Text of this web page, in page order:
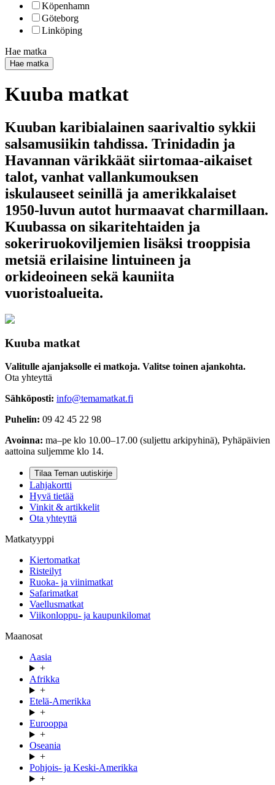
Köpenhamn
Göteborg
Linköping
Hae matka
Hae matka
Kuuba matkat
Kuuban karibialainen saarivaltio sykkii
salsamusiikin tahdissa. Trinidadin ja
Havannan värikkäät siirtomaa-aikaiset
talot, vanhat vallankumouksen
iskulauseet seinillä ja amerikkalaiset
1950-luvun autot hurmaavat charmillaan.
Kuubassa on sikaritehtaiden ja
sokeriruokoviljemien lisäksi trooppisia
metsiä erilaisine lintuineen ja
orkideoineen sekä kauniita
vuoristoalueita.
Kuuba matkat
Valitulle ajanjaksolle ei matkoja. Valitse toinen ajankohta.
Ota yhteyttä
Sähköposti: info@temamatkat.fi
Puhelin: 09 42 45 22 98
Avoinna: ma–pe klo 10.00–17.00 (suljettu arkipyhinä), Pyhäpäivien
aattoina suljemme klo 14.
Tilaa Teman uutiskirje
Lahjakortti
Hyvä tietää
Vinkit & artikkelit
Ota yhteyttä
Matkatyyppi
Kiertomatkat
Risteilyt
Ruoka- ja viinimatkat
Safarimatkat
Vaellusmatkat
Viikonloppu- ja kaupunkilomat
Maanosat
Aasia
+
Afrikka
+
Etelä-Amerikka
+
Eurooppa
+
Oseania
+
Pohjois- ja Keski-Amerikka
+